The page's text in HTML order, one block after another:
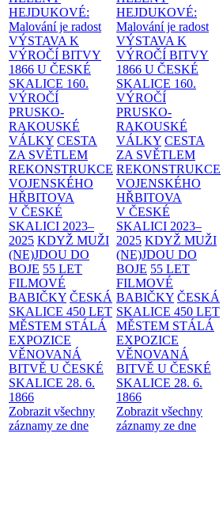
HEJDUKOVÉ:
Malování je radost
VÝSTAVA K
VÝROČÍ BITVY
1866 U ČESKÉ
SKALICE 160.
VÝROČÍ
PRUSKO-
RAKOUSKÉ
VÁLKY CESTA
ZA SVĚTLEM
REKONSTRUKCE
VOJENSKÉHO
HŘBITOVA
V ČESKÉ
SKALICI 2023–
2025 KDYŽ MUŽI
(NE)JDOU DO
BOJE 55 LET
FILMOVÉ
BABIČKY ČESKÁ
SKALICE 450 LET
MĚSTEM STÁLÁ
EXPOZICE
VĚNOVANÁ
BITVĚ U ČESKÉ
SKALICE 28. 6.
1866
Zobrazit všechny
záznamy ze dne
HEJDUKOVÉ:
Malování je radost
VÝSTAVA K
VÝROČÍ BITVY
1866 U ČESKÉ
SKALICE 160.
VÝROČÍ
PRUSKO-
RAKOUSKÉ
VÁLKY CESTA
ZA SVĚTLEM
REKONSTRUKCE
VOJENSKÉHO
HŘBITOVA
V ČESKÉ
SKALICI 2023–
2025 KDYŽ MUŽI
(NE)JDOU DO
BOJE 55 LET
FILMOVÉ
BABIČKY ČESKÁ
SKALICE 450 LET
MĚSTEM STÁLÁ
EXPOZICE
VĚNOVANÁ
BITVĚ U ČESKÉ
SKALICE 28. 6.
1866
Zobrazit všechny
záznamy ze dne